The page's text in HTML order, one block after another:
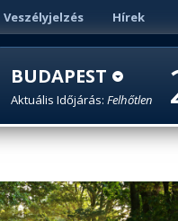
Veszélyjelzés Hírek
BUDAPEST
Aktuális Időjárás: Felhőtlen